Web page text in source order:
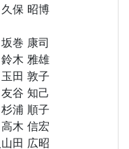
久保 昭博
坂巻 康司
鈴木 雅雄
玉田 敦子
友谷 知己
杉浦 順子
高木 信宏
山田 広昭